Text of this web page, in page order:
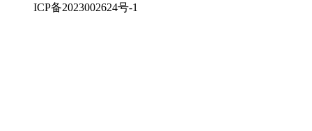
ICP备2023002624号-1